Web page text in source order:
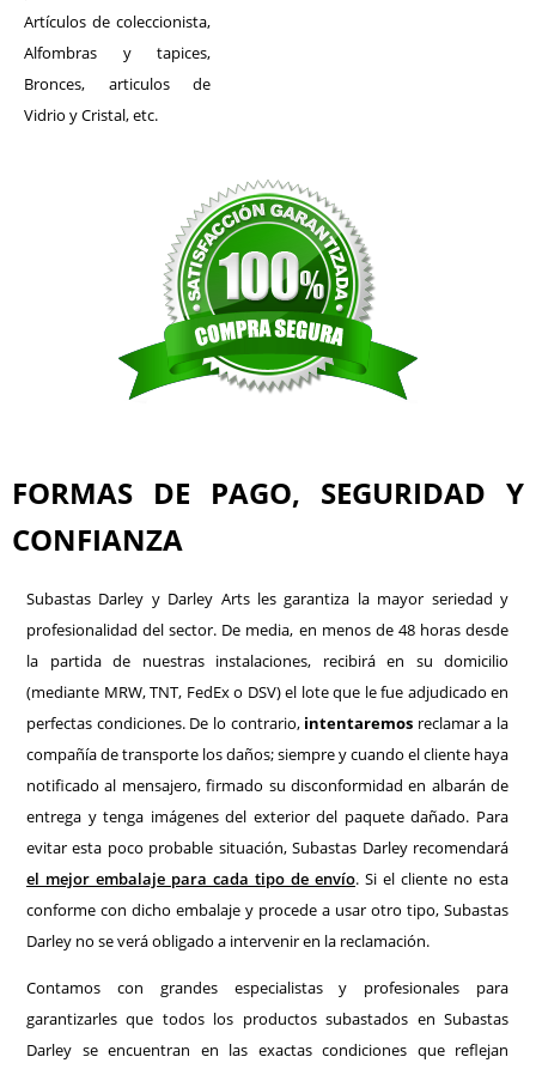
Artículos de coleccionista,
Alfombras y tapices,
Bronces, articulos de
Vidrio y Cristal, etc.
FORMAS DE PAGO, SEGURIDAD Y
CONFIANZA
Subastas Darley y Darley Arts les garantiza la mayor seriedad y
profesionalidad del sector. De media, en menos de 48 horas desde
la partida de nuestras instalaciones, recibirá en su domicilio
(mediante MRW, TNT, FedEx o DSV) el lote que le fue adjudicado en
perfectas condiciones. De lo contrario,intentaremos reclamar a la
compañía de transporte los daños; siempre y cuando el cliente haya
notificado al mensajero, firmado su disconformidad en albarán de
entrega y tenga imágenes del exterior del paquete dañado. Para
evitar esta poco probable situación, Subastas Darley recomendará
el mejor embalaje para cada tipo de envío. Si el cliente no esta
conforme con dicho embalaje y procede a usar otro tipo, Subastas
Darley no se verá obligado a intervenir en la reclamación.
Contamos con grandes especialistas y profesionales para
garantizarles que todos los productos subastados en Subastas
Darley se encuentran en las exactas condiciones que reflejan